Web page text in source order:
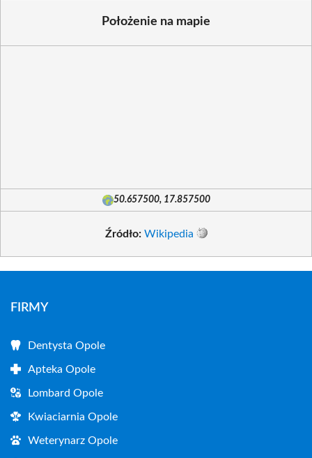
Położenie na mapie
50.657500, 17.857500
Źródło: Wikipedia
FIRMY
Dentysta Opole
Apteka Opole
Lombard Opole
Kwiaciarnia Opole
Weterynarz Opole